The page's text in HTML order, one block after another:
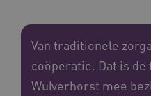
Van traditionele
coöperatie. Dat is
Wulverhorst mee